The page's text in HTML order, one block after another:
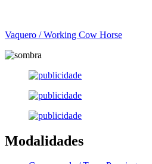
Vaquero / Working Cow Horse
Modalidades